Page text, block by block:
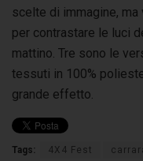
scelte di immagine,
per contrastare le luci
mattino. Tre sono le
tessuti in 100%
grande effetto.
Tags: 4X4 Fest